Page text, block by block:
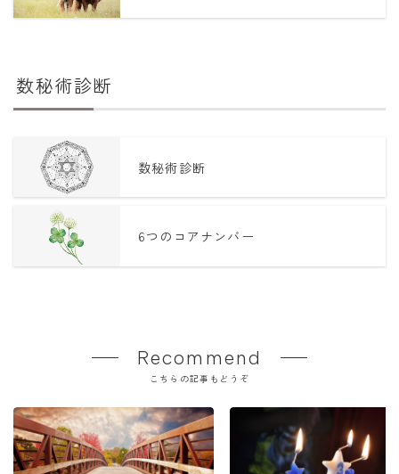
折り紙・切り紙
数秘術診断
数秘術診断
6つのコアナンバー
Recommend
こちらの記事もどうぞ